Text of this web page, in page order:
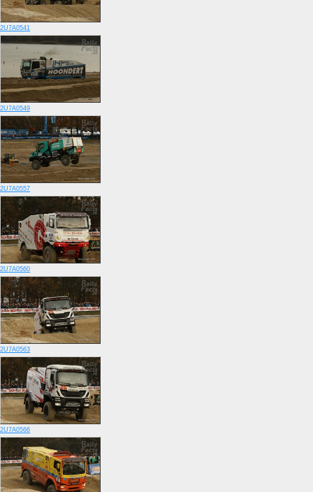
2U7A0541
2U7A0549
2U7A0557
2U7A0560
2U7A0563
2U7A0566